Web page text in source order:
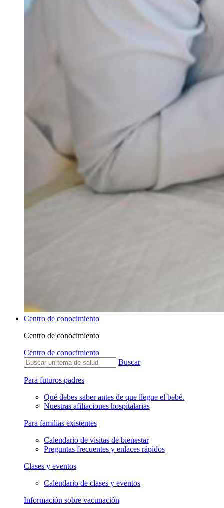
Centro de conocimiento
Centro de conocimiento
Centro de conocimiento
Buscar
Para futuros padres
Qué debes saber antes de que llegue el bebé.
Nuestras afiliaciones hospitalarias
Para familias existentes
Calendario de visitas de bienestar
Preguntas frecuentes y enlaces rápidos
Clases y eventos
Calendario de clases y eventos
Información sobre vacunación